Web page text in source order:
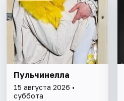
Пульчинелла
15 августа 2026 •
суббота